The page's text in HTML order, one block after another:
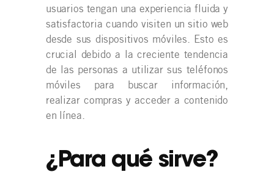
usuarios tengan una experiencia fluida y
satisfactoria cuando visiten un sitio web
desde sus dispositivos móviles. Esto es
crucial debido a la creciente tendencia
de las personas a utilizar sus teléfonos
móviles para buscar información,
realizar compras y acceder a contenido
en línea.
¿Para qué sirve?